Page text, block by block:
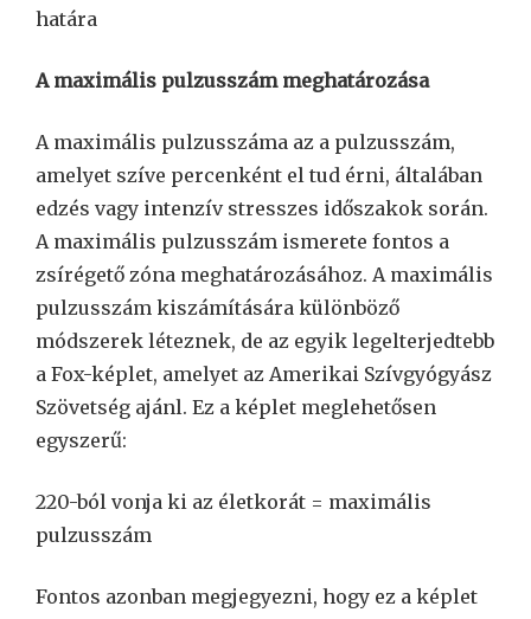
határa
A maximális pulzusszám meghatározása
A maximális pulzusszáma az a pulzusszám,
amelyet szíve percenként el tud érni, általában
edzés vagy intenzív stresszes időszakok során.
A maximális pulzusszám ismerete fontos a
zsírégető zóna meghatározásához. A maximális
pulzusszám kiszámítására különböző
módszerek léteznek, de az egyik legelterjedtebb
a Fox-képlet, amelyet az Amerikai Szívgyógyász
Szövetség ajánl. Ez a képlet meglehetősen
egyszerű:
220-ból vonja ki az életkorát = maximális
pulzusszám
Fontos azonban megjegyezni, hogy ez a képlet